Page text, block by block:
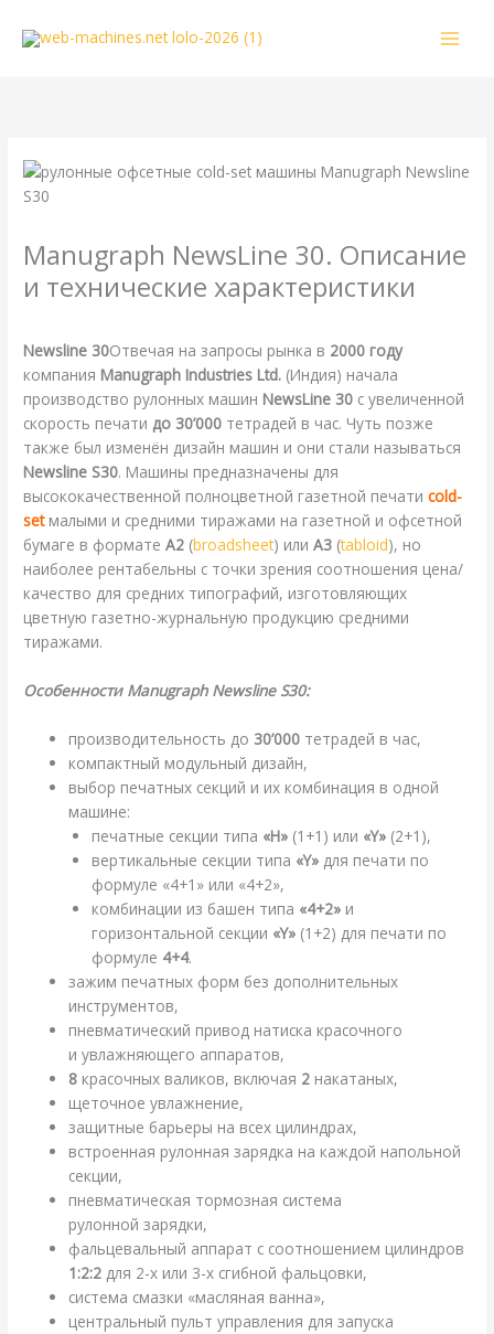
Manugraph NewsLine 30. Описание
и технические характеристики
Newsline 30Отвечая на запросы рынка в 2000 году
компания Manugraph Industries Ltd. (Индия) начала
производство рулонных машин NewsLine 30 с увеличенной
скорость печати до 30’000 тетрадей в час. Чуть позже
также был изменён дизайн машин и они стали называться
Newsline S30. Машины предназначены для
высококачественной полноцветной газетной печатиcold-
setмалыми и средними тиражами на газетной и офсетной
бумаге в форматеA2 (broadsheet) илиA3 (tabloid), но
наиболее рентабельны с точки зрения соотношения цена/
качество для средних типографий, изготовляющих
цветную газетно-журнальную продукцию средними
тиражами.
Особенности Manugraph Newsline S30:
производительность до 30’000 тетрадей в час,
компактный модульный дизайн,
выбор печатных секций и их комбинация в одной
машине:
печатные секции типа «H»(1+1) или «Y» (2+1),
вертикальные секции типа «Y»для печати по
формуле «4+1» или «4+2»,
комбинации из башен типа «4+2»и
горизонтальной секции «Y»(1+2) для печати по
формуле 4+4.
зажим печатных форм без дополнительных
инструментов,
пневматический привод натиска красочного
и увлажняющего аппаратов,
8 красочных валиков, включая 2 накатаных,
щеточное увлажнение,
защитные барьеры на всех цилиндрах,
встроенная рулонная зарядка на каждой напольной
секции,
пневматическая тормозная система
рулонной зарядки,
фальцевальный аппарат с соотношением цилиндров
1:2:2 для 2-х или 3-х сгибной фальцовки,
система смазки «масляная ванна»,
центральный пульт управления для запуска